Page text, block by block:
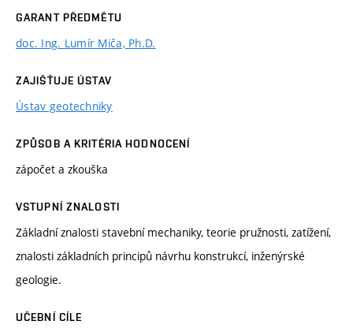
GARANT PŘEDMĚTU
doc. Ing. Lumír Miča, Ph.D.
ZAJIŠŤUJE ÚSTAV
Ústav geotechniky
ZPŮSOB A KRITÉRIA HODNOCENÍ
zápočet a zkouška
VSTUPNÍ ZNALOSTI
Základní znalosti stavební mechaniky, teorie pružnosti, zatížení,
znalosti základních principů návrhu konstrukcí, inženýrské
geologie.
UČEBNÍ CÍLE